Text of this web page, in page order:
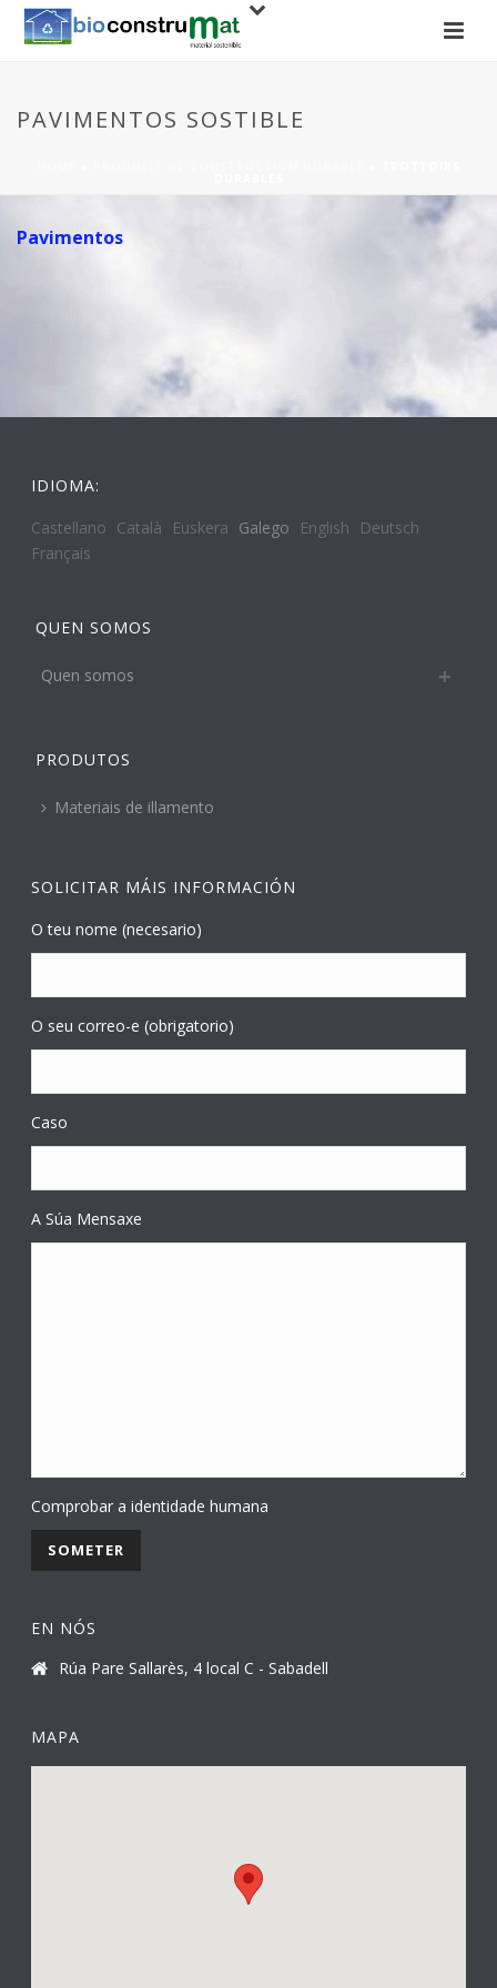
PAVIMENTOS SOSTIBLE
Pavimentos
IDIOMA:
Castellano Català Euskera Galego English
Deutsch
Français
QUEN SOMOS
Quen somos
PRODUTOS
Materiais de illamento
SOLICITAR MÁIS INFORMACIÓN
O teu nome (necesario)
O seu correo-e (obrigatorio)
Caso
A Súa Mensaxe
Comprobar a identidade humana
EN NÓS
Rúa Pare Sallarès, 4 local C - Sabadell
MAPA